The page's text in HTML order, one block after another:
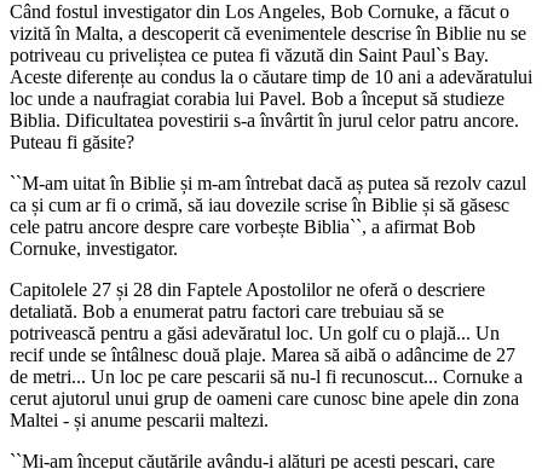
Când fostul investigator din Los Angeles, Bob Cornuke, a făcut o
vizită în Malta, a descoperit că evenimentele descrise în Biblie nu se
potriveau cu priveliștea ce putea fi văzută din Saint Paul`s Bay.
Aceste diferențe au condus la o căutare timp de 10 ani a adevăratului
loc unde a naufragiat corabia lui Pavel. Bob a început să studieze
Biblia. Dificultatea povestirii s-a învârtit în jurul celor patru ancore.
Puteau fi găsite?
``M-am uitat în Biblie și m-am întrebat dacă aș putea să rezolv cazul
ca și cum ar fi o crimă, să iau dovezile scrise în Biblie și să găsesc
cele patru ancore despre care vorbește Biblia``, a afirmat Bob
Cornuke, investigator.
Capitolele 27 și 28 din Faptele Apostolilor ne oferă o descriere
detaliată. Bob a enumerat patru factori care trebuiau să se
potrivească pentru a găsi adevăratul loc. Un golf cu o plajă... Un
recif unde se întâlnesc două plaje. Marea să aibă o adâncime de 27
de metri... Un loc pe care pescarii să nu-l fi recunoscut... Cornuke a
cerut ajutorul unui grup de oameni care cunosc bine apele din zona
Maltei - și anume pescarii maltezi.
``Mi-am început căutările avându-i alături pe acești pescari, care